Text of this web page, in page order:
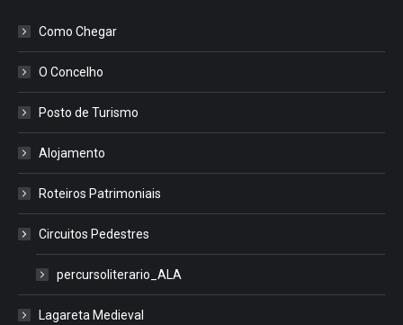
Como Chegar
O Concelho
Posto de Turismo
Alojamento
Roteiros Patrimoniais
Circuitos Pedestres
percursoliterario_ALA
Lagareta Medieval